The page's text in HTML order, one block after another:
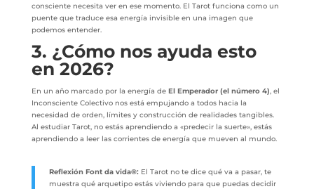
consciente necesita ver en ese momento. El Tarot funciona como un
puente que traduce esa energía invisible en una imagen que
podemos entender.
3. ¿Cómo nos ayuda esto
en 2026?
En un año marcado por la energía de El Emperador (el número 4), el
Inconsciente Colectivo nos está empujando a todos hacia la
necesidad de orden, límites y construcción de realidades tangibles.
Al estudiar Tarot, no estás aprendiendo a «predecir la suerte», estás
aprendiendo a leer las corrientes de energía que mueven al mundo.
Reflexión Font da vida®:El Tarot no te dice qué va a pasar, te
muestra qué arquetipo estás viviendo para que puedas decidir